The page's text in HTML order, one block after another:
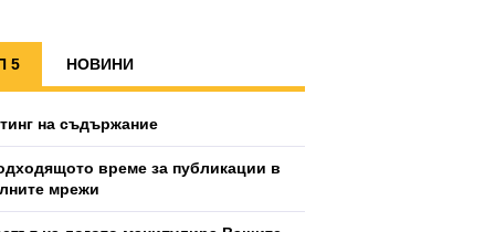
5 НОВИНИ
на съдържание
време за публикации в
мрежи